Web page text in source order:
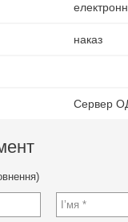
наказ
Сервер